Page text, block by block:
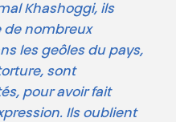
Khashoggi, ils
de nombreux
les geôles du pays,
sont
pour avoir fait
Ils oublient